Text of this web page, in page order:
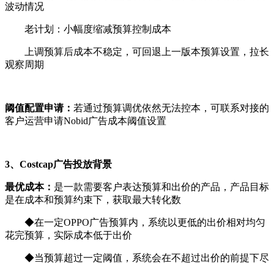
波动情况
老计划：小幅度缩减预算控制成本
上调预算后成本不稳定，可回退上一版本预算设置，拉长
观察周期
阈值配置申请： 若通过预算调优依然无法控本，可联系对接的
客户运营申请Nobid广告成本阈值设置
3、Costcap广告投放背景
最优成本： 是一款需要客户表达预算和出价的产品，产品目标
是在成本和预算约束下，获取最大转化数
◆在一定OPPO广告预算内，系统以更低的出价相对均匀
花完预算，实际成本低于出价
◆当预算超过一定阈值，系统会在不超过出价的前提下尽